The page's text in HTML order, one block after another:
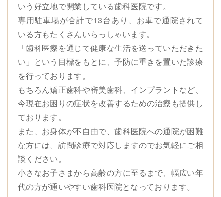
いう好立地で開業している歯科医院です。
専用駐車場が合計で13台あり、お車で通院されて
いる方もたくさんいらっしゃいます。
「歯科医療を通じて健康な生活を送っていただきた
い」という目標をもとに、予防に重きを置いた診療
を行っております。
もちろん矯正歯科や審美歯科、インプラントなど、
今現在お困りの症状を改善するための治療も提供し
ております。
また、お身体が不自由で、歯科医院への通院が困難
な方には、訪問診療で対応しますのでお気軽にご相
談ください。
小さなお子さまから高齢の方に至るまで、幅広い年
代の方が通いやすい歯科医院となっております。